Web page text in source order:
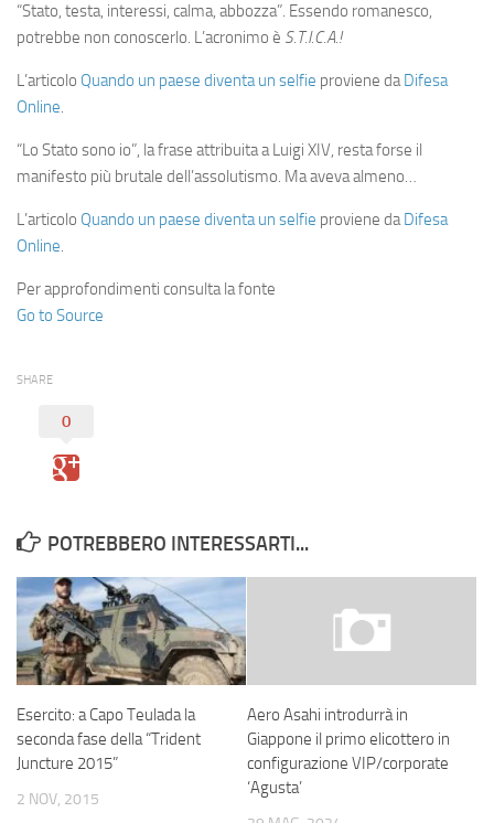
“Stato, testa, interessi, calma, abbozza”. Essendo romanesco,
potrebbe non conoscerlo. L’acronimo è S.T.I.C.A.!
L’articolo Quando un paese diventa un selfie proviene daDifesa
Online.
“Lo Stato sono io”, la frase attribuita a Luigi XIV, resta forse il
manifesto più brutale dell’assolutismo. Ma aveva almeno…
L’articolo Quando un paese diventa un selfie proviene daDifesa
Online.
Per approfondimenti consulta la fonte
Go to Source
SHARE
0
POTREBBERO INTERESSARTI...
Esercito: a Capo Teulada la
seconda fase della “Trident
Juncture 2015”
2 NOV, 2015
Aero Asahi introdurrà in
Giappone il primo elicottero in
configurazione VIP/corporate
‘Agusta’